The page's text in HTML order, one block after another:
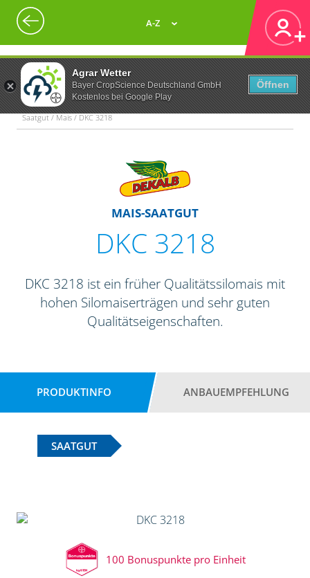
Agrar Wetter
Bayer CropScience Deutschland GmbH
Kostenlos bei Google Play
Öffnen
A-Z
Saatgut / Mais / DKC 3218
MAIS-SAATGUT
DKC 3218
DKC 3218 ist ein früher Qualitätssilomais mit
hohen Silomaiserträgen und sehr guten
Qualitätseigenschaften.
PRODUKTINFO ANBAUEMPFEHLUNG
SAATGUT
100 Bonuspunkte pro Einheit